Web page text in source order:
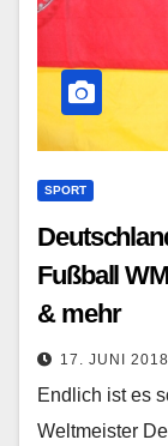
SPORT
Fußball
& mehr
17. JUNI 2018
Endlich ist es
Weltmeister